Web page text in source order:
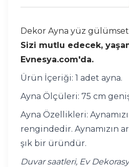
Dekor Ayna yüz
Sizi mutlu edecek,
Evnesya.com'da.
Ürün İçeriği: 1 adet ayna.
Ayna Ölçüleri: 75 cm
Ayna Özellikleri:
rengindedir. Aynamızın
şık bir üründür.
Duvar saatleri, Ev